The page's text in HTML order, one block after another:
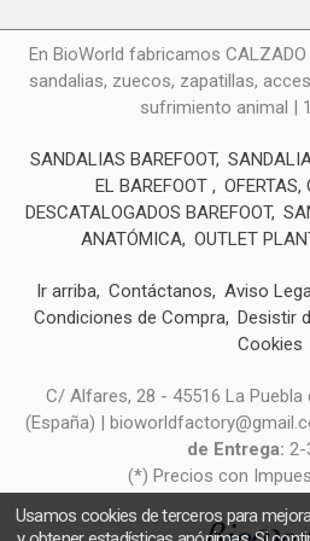
En BioWorld fabricamos
sandalias, zuecos, zapatillas,
sufrimiento animal |
SANDALIAS BAREFOOT
EL BAREFOOT
DESCATALOGADOS BAREFOOT
ANATÓMICA OUTLET
Ir arriba Contáctanos Aviso
Condiciones de Compra Desistir
Cookies
C/ Alfares, 28 - 45516 La Puebla
(España) |
de Entrega: 2-
(*) Precios con
Usamos cookies de terceros para